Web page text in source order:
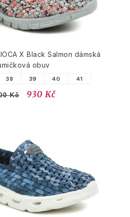
X Black Salmon dámská
obuv
38 39 40 41
Kč 930 Kč